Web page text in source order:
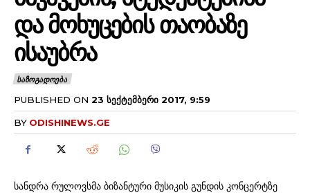
ᲓᲐ ᲛᲝᲮᲣᲪᲔᲑᲘᲡ ᲗᲐᲝᲑᲐᲖᲔ
ᲘᲡᲐᲣᲑᲠᲐ
ᲡᲐᲖᲝᲒᲐᲓᲝᲔᲑᲐ
PUBLISHED ON 23 ᲡᲔᲥᲢᲔᲛᲑᲔᲠᲘ 2017, 9:59
BY ODISHINEWS.GE
სანდრა რულოვსმა ბიზანტური მუსიკის გუნდის კონცერტზე